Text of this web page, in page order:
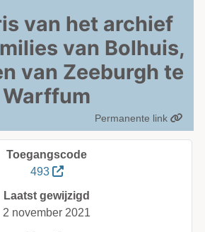
van het archief
van Bolhuis,
van Zeeburgh te
Warffum
Permanente link
Toegangscode
493
Laatst gewijzigd
2 november 2021